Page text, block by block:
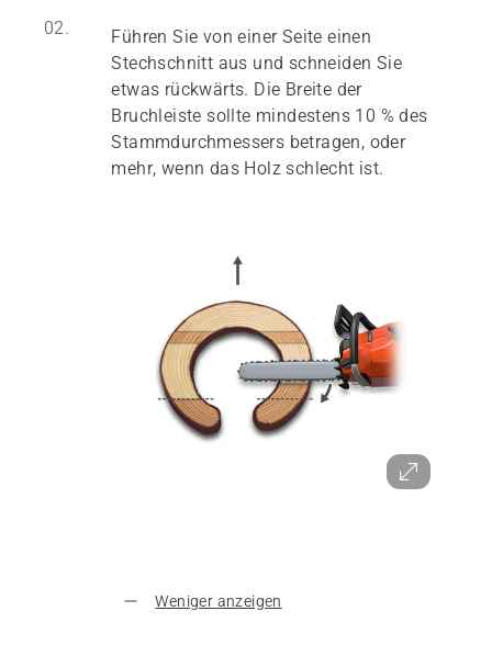
02.
Führen Sie von einer Seite einen
Stechschnitt aus und schneiden Sie
etwas rückwärts. Die Breite der
Bruchleiste sollte mindestens 10 % des
Stammdurchmessers betragen, oder
mehr, wenn das Holz schlecht ist.
Weniger anzeigen